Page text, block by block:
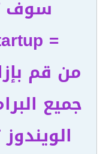
سوف
= Startup بدء التشغيل
من قم
جميع